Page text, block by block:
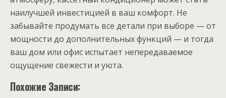
наилучшей инвестицией в ваш комфорт. Не
забывайте продумать все детали при выборе — от
мощности до дополнительных функций — и тогда
ваш дом или офис испытает непередаваемое
ощущение свежести и уюта.
Похожие Записи: